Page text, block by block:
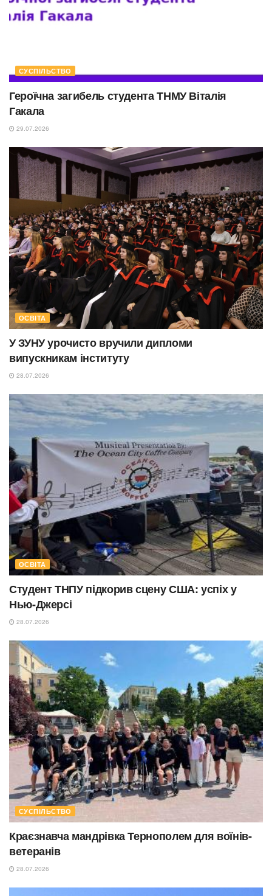
СУСПІЛЬСТВО
Героїчна загибель студента ТНМУ Віталія
Гакала
29.07.2026
ОСВІТА
У ЗУНУ урочисто вручили дипломи
випускникам інституту
28.07.2026
ОСВІТА
Студент ТНПУ підкорив сцену США: успіх у
Нью-Джерсі
28.07.2026
СУСПІЛЬСТВО
Краєзнавча мандрівка Тернополем для воїнів-
ветеранів
28.07.2026